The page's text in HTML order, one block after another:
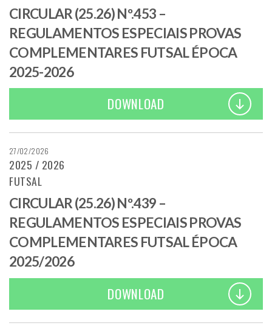
CIRCULAR (25.26) Nº.453 –
REGULAMENTOS ESPECIAIS PROVAS
COMPLEMENTARES FUTSAL ÉPOCA
2025-2026
DOWNLOAD
27/02/2026
2025 / 2026
FUTSAL
CIRCULAR (25.26) Nº.439 –
REGULAMENTOS ESPECIAIS PROVAS
COMPLEMENTARES FUTSAL ÉPOCA
2025/2026
DOWNLOAD